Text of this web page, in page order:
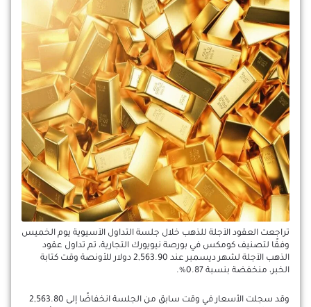
تراجعت العقود الآجلة للذهب خلال جلسة التداول الآسيوية يوم الخميس
وفقًا لتصنيف كومكس في بورصة نيويورك التجارية، تم تداول عقود
الذهب الآجلة لشهر ديسمبر عند 2,563.90 دولار للأونصة وقت كتابة
الخبر، منخفضة بنسبة 0.87%.
وقد سجلت الأسعار في وقت سابق من الجلسة انخفاضًا إلى 2,563.80